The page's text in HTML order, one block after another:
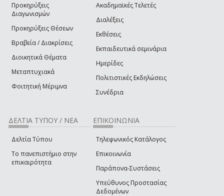
Προκηρύξεις
Διαγωνισμών
Προκηρύξεις Θέσεων
Βραβεία / Διακρίσεις
Διοικητικά Θέματα
Μεταπτυχιακά
Φοιτητική Μέριμνα
Ακαδημαϊκές Τελετές
Διαλέξεις
Εκθέσεις
Εκπαιδευτικά σεμινάρια
Ημερίδες
Πολιτιστικές Εκδηλώσεις
Συνέδρια
ΔΕΛΤΙΑ ΤΥΠΟΥ / ΝΕΑ
Δελτία Τύπου
Το πανεπιστήμιο στην
επικαιρότητα
ΕΠΙΚΟΙΝΩΝΙΑ
Τηλεφωνικός Κατάλογος
Επικοινωνία
Παράπονα-Συστάσεις
Υπεύθυνος Προστασίας
Δεδομένων